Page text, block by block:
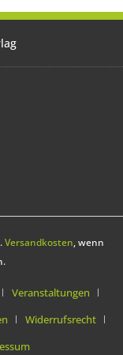
Versandkosten, wenn
Veranstaltungen
Widerrufsrecht